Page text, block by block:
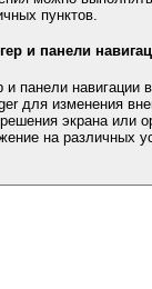
пунктов.
и панели
панели навигации
для изменения
экрана или
на различных